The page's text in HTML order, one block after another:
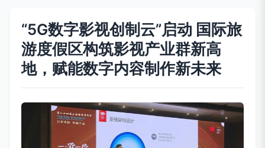
“5G数字影视创制云”启动 国际旅
游度假区构筑影视产业群新高
地，赋能数字内容制作新未来